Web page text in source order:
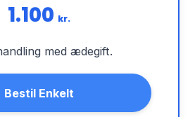
1.100 kr.
med ædegift.
Bestil Enkelt